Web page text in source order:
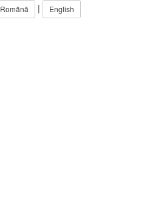
Română | English